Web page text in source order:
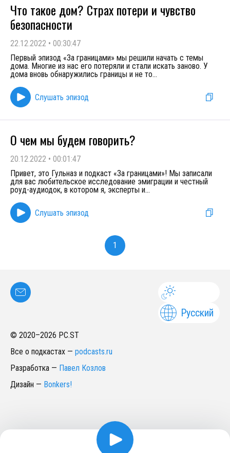
Что такое дом? Страх потери и чувство
безопасности
22.12.2022 • 00:30:47
Первый эпизод «За границами» мы решили начать с темы
дома. Многие из нас его потеряли и стали искать заново. У
дома вновь обнаружились границы и не то...
Слушать эпизод
О чем мы будем говорить?
20.12.2022 • 00:01:47
Привет, это Гульназ и подкаст «За границами»! Мы записали
для вас любительское исследование эмиграции и честный
роуд-аудиодок, в котором я, эксперты и...
Слушать эпизод
1
Русский
© 2020–2026 PC.ST
Все о подкастах — podcasts.ru
Разработка — Павел Козлов
Дизайн — Bonkers!